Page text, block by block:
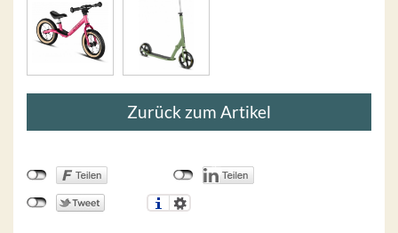
Zurück zum Artikel